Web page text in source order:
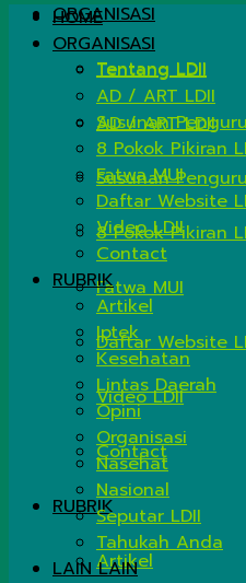
ORGANISASI
Tentang LDII
AD / ART LDII
Susunan
8 Pokok Pikiran
Fatwa MUI
Daftar Website
Video LDII
Contact
RUBRIK
Artikel
HOME
ORGANISASI
Tentang LDII
AD / ART LDII
Susunan
8 Pokok Pikiran
Fatwa MUI
Daftar Website
Video LDII
Contact
RUBRIK
Artikel
Iptek
Kesehatan
Lintas Daerah
Opini
Organisasi
Nasehat
Nasional
Seputar LDII
Tahukah Anda
LAIN LAIN